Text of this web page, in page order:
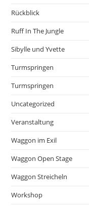
Rückblick
Ruff In The Jungle
Sibylle und Yvette
Turmspringen
Turmspringen
Uncategorized
Veranstaltung
Waggon im Exil
Waggon Open Stage
Waggon Streicheln
Workshop